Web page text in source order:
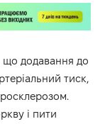
що додавання до
тиск,
і пити